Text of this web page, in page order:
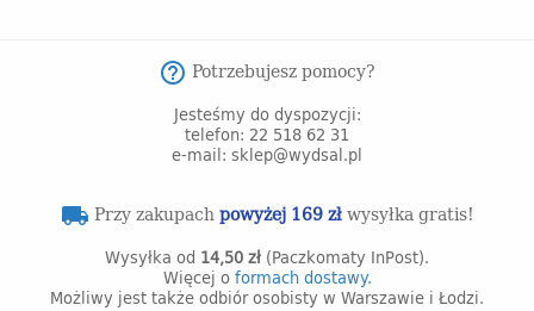
help_outline Potrzebujesz pomocy?
Jesteśmy do dyspozycji:
telefon: 22 518 62 31
e-mail: sklep@wydsal.pl
local_shipping Przy zakupachpowyżej 169 złwysyłka gratis!
Wysyłka od 14,50 zł (Paczkomaty InPost).
Więcej o formach dostawy.
Możliwy jest także odbiór osobisty w Warszawie i Łodzi.